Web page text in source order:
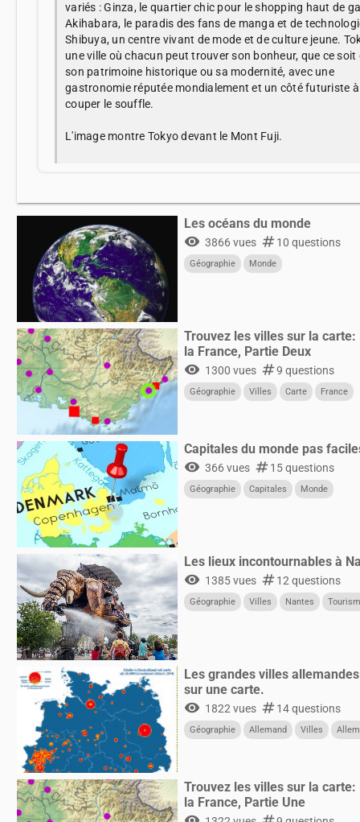
variés : Ginza, le quartier chic pour le shopping haut de
Akihabara, le paradis des fans de manga et de
Shibuya, un centre vivant de mode et de culture jeune.
une ville où chacun peut trouver son bonheur, que ce soit
son patrimoine historique ou sa modernité, avec une
gastronomie réputée mondialement et un côté futuriste à
couper le souffle.
L'image montre Tokyo devant le Mont Fuji.
Les océans du monde
visibility 3866 vues numbers10 questions
Géographie Monde
Trouvez les villes sur la carte:
la France, Partie Deux
visibility 1300 vues numbers9 questions
Géographie Villes Carte France
Capitales du monde pas
visibility 366 vues numbers15 questions
Géographie Capitales Monde
Les lieux incontournables à
visibility 1385 vues numbers12 questions
Géographie Villes Nantes
Les grandes villes
sur une carte.
visibility 1822 vues numbers14 questions
Géographie Allemand Villes
Trouvez les villes sur la carte:
la France, Partie Une